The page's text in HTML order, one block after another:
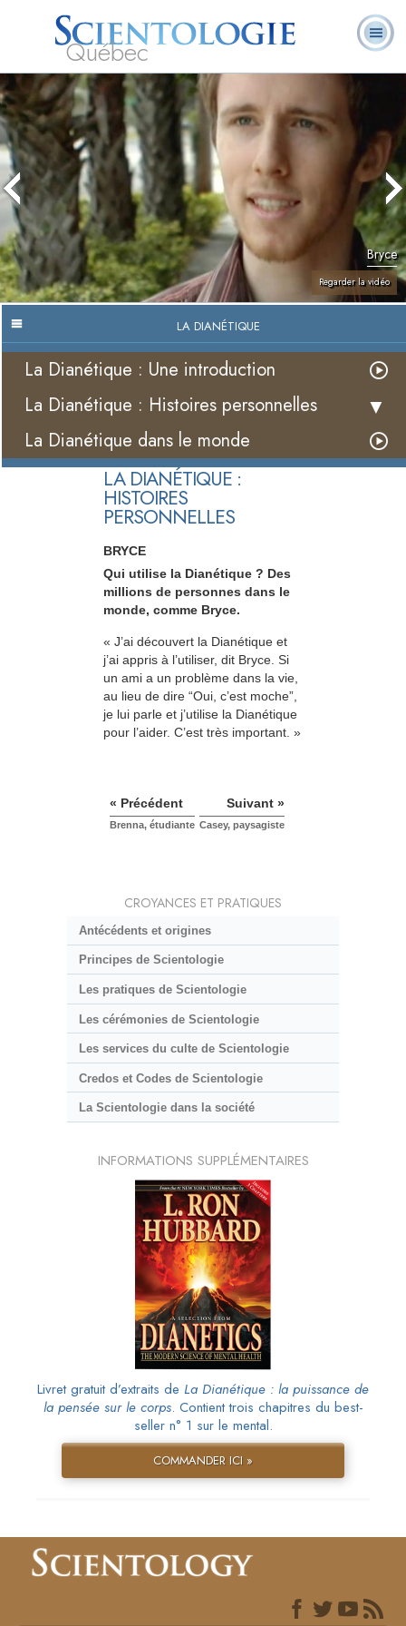
Québec
À
notre
sujet
L. Ron Hubbard
Qu’est-ce que la
Scientologie ?
volontaires
Bryce
Regarder la vidéo
LA DIANÉTIQUE
La Dianétique : Une introduction
La Dianétique : Histoires personnelles
La Dianétique dans le monde
LA DIANÉTIQUE :
HISTOIRES
PERSONNELLES
BRYCE
Qui utilise la Dianétique ? Des
millions de personnes dans le
monde, comme Bryce.
« J’ai découvert la Dianétique et
j’ai appris à l’utiliser, dit Bryce. Si
un ami a un problème dans la vie,
au lieu de dire “Oui, c’est moche”,
je lui parle et j’utilise la Dianétique
pour l’aider. C’est très important. »
« Précédent
Brenna, étudiante
Suivant »
Casey, paysagiste
CROYANCES ET PRATIQUES
Antécédents et origines
Principes de Scientologie
Les pratiques de Scientologie
Les cérémonies de Scientologie
Les services du culte de Scientologie
Credos et Codes de Scientologie
La Scientologie dans la société
INFORMATIONS SUPPLÉMENTAIRES
Livret gratuit d’extraits de La Dianétique : la puissance de
la pensée sur le corps. Contient trois chapitres du best-
seller n° 1 sur le mental.
COMMANDER ICI »